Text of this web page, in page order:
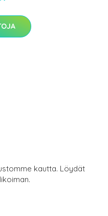
kautta. Löydät